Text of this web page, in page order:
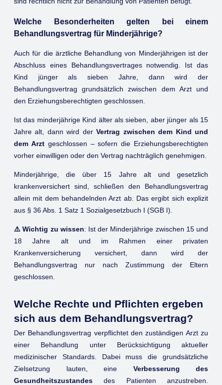
Welche Besonderheiten gelten bei einem
Behandlungsvertrag für Minderjährige?
Auch für die ärztliche Behandlung von Minderjährigen ist der
Abschluss eines Behandlungsvertrages notwendig. Ist das
Kind jünger als sieben Jahre, dann wird der
Behandlungsvertrag grundsätzlich zwischen dem Arzt und
den Erziehungsberechtigten geschlossen.
Ist das minderjährige Kind älter als sieben, aber jünger als 15
Jahre alt, dann wird derVertrag zwischen dem Kind und
dem Arzt geschlossen – sofern die Erziehungsberechtigten
vorher einwilligen oder den Vertrag nachträglich genehmigen.
Minderjährige, die über 15 Jahre alt und gesetzlich
krankenversichert sind, schließen den Behandlungsvertrag
allein mit dem behandelnden Arzt ab. Das ergibt sich explizit
aus § 36 Abs. 1 Satz 1 Sozialgesetzbuch I (SGB I).
⚠️ Wichtig zu wissen: Ist der Minderjährige zwischen 15 und
18 Jahre alt und im Rahmen einer privaten
Krankenversicherung versichert, dann wird der
Behandlungsvertrag nur nach Zustimmung der Eltern
geschlossen.
Welche Rechte und Pflichten ergeben
sich aus dem Behandlungsvertrag?
Der Behandlungsvertrag verpflichtet den zuständigen Arzt zu
einer Behandlung unter Berücksichtigung aktueller
medizinischer Standards. Dabei muss die grundsätzliche
Zielsetzung lauten, eine Verbesserung des
Gesundheitszustandesdes Patienten anzustreben.